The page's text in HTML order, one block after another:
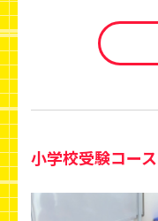
小学校受験コース